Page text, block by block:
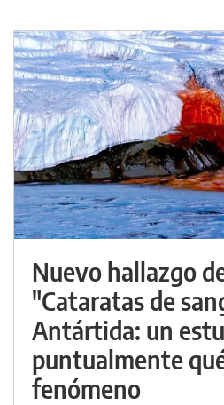
Nuevo hallazgo
"Cataratas de
Antártida: un
puntualmente
fenómeno